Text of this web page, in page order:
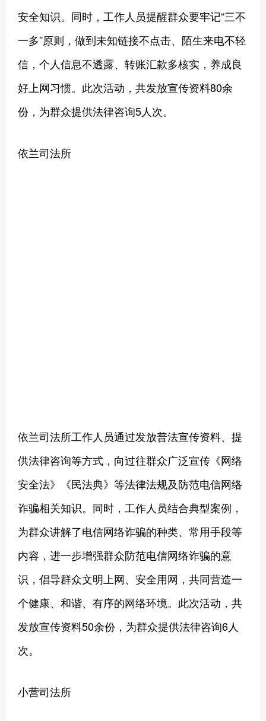
安全知识。同时，工作人员提醒群众要牢记“三不
一多”原则，做到未知链接不点击、陌生来电不轻
信，个人信息不透露、转账汇款多核实，养成良
好上网习惯。此次活动，共发放宣传资料80余
份，为群众提供法律咨询5人次。
依兰司法所
依兰司法所工作人员通过发放普法宣传资料、提
供法律咨询等方式，向过往群众广泛宣传《网络
安全法》《民法典》等法律法规及防范电信网络
诈骗相关知识。同时，工作人员结合典型案例，
为群众讲解了电信网络诈骗的种类、常用手段等
内容，进一步增强群众防范电信网络诈骗的意
识，倡导群众文明上网、安全用网，共同营造一
个健康、和谐、有序的网络环境。此次活动，共
发放宣传资料50余份，为群众提供法律咨询6人
次。
小营司法所